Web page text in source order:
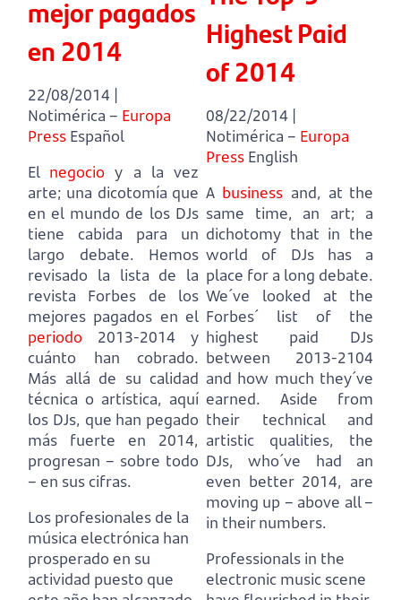
mejor pagados
en 2014
22/08/2014 |
Notimérica – Europa
Press Español
El negocio y a la vez
arte; una dicotomía que
en el mundo de los DJs
tiene cabida para un
largo debate.
Hemos
revisado la lista de la
revista Forbes de los
mejores pagados en el
periodo 2013-2014 y
cuánto han cobrado.
Más allá de su calidad
técnica o artística, aquí
los DJs, que han pegado
más fuerte en 2014,
progresan – sobre todo
– en sus cifras.
Los profesionales de la
música electrónica han
prosperado en su
actividad puesto que
Highest Paid
of 2014
08/22/2014 |
Notimérica – Europa
Press English
A business and, at the
same time, an art; a
dichotomy that in the
world of DJs has a
place for a long debate.
We´ve looked at the
Forbes´ list of the
highest paid DJs
between 2013-2104
and how much they´ve
earned.
Aside from
their technical and
artistic qualities, the
DJs, who´ve had an
even better 2014, are
moving up – above all –
in their numbers.
Professionals in the
electronic music scene